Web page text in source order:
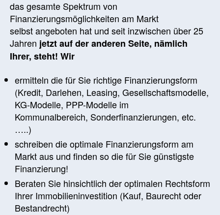
das gesamte Spektrum von
Finanzierungsmöglichkeiten am Markt
selbst angeboten hat und seit inzwischen über 25
Jahren jetzt auf der anderen Seite, nämlich
Ihrer, steht! Wir
ermitteln die für Sie richtige Finanzierungsform
(Kredit, Darlehen, Leasing, Gesellschaftsmodelle,
KG-Modelle, PPP-Modelle im
Kommunalbereich, Sonderfinanzierungen, etc.
…..)
schreiben die optimale Finanzierungsform am
Markt aus und finden so die für Sie günstigste
Finanzierung!
Beraten Sie hinsichtlich der optimalen Rechtsform
Ihrer Immobilieninvestition (Kauf, Baurecht oder
Bestandrecht)